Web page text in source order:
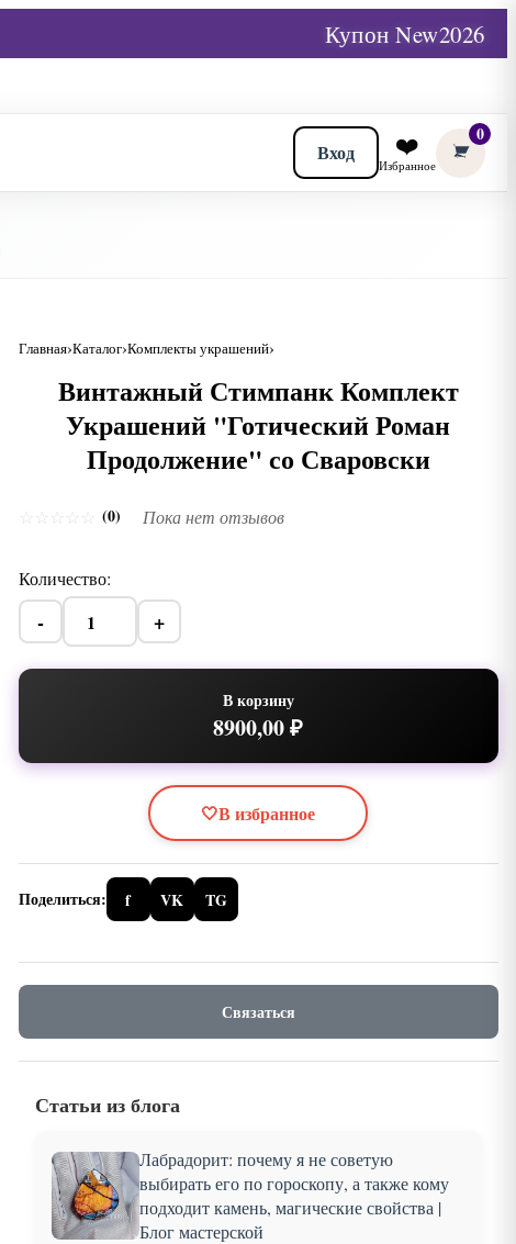
Купон New2026
Вход ❤️
Избранное
0
Главная Каталог Комплекты украшений
Винтажный Стимпанк Комплект
Украшений "Готический Роман
Продолжение" со Сваровски
(0) Пока нет отзывов
Количество:
- +
В корзину
8900,00 ₽
🤍В избранное
Поделиться: f VK TG
Связаться
Статьи из блога
Лабрадорит: почему я не советую
выбирать его по гороскопу, а также кому
подходит камень, магические свойства |
Блог мастерской